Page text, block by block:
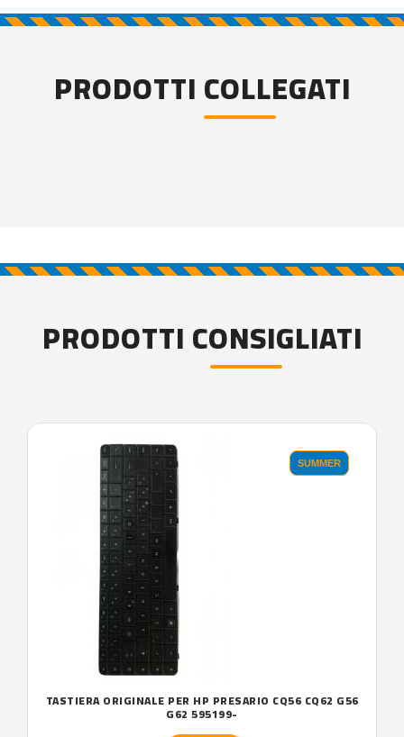
PRODOTTI COLLEGATI
PRODOTTI CONSIGLIATI
SUMMER
TASTIERA ORIGINALE PER HP PRESARIO CQ56 CQ62 G56
G62 595199-